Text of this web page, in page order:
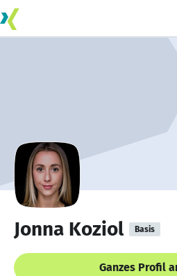
Jonna Koziol Basis
Ganzes Profil